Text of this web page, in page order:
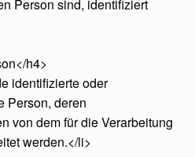
Person sind, identifiziert
h4>
identifizierte oder
Person, deren
von dem für die Verarbeitung
werden.</li>